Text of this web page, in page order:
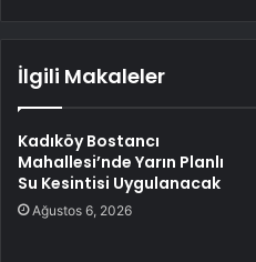
İlgili Makaleler
Kadıköy Bostancı
Mahallesi’nde Yarın Planlı
Su Kesintisi Uygulanacak
Ağustos 6, 2026